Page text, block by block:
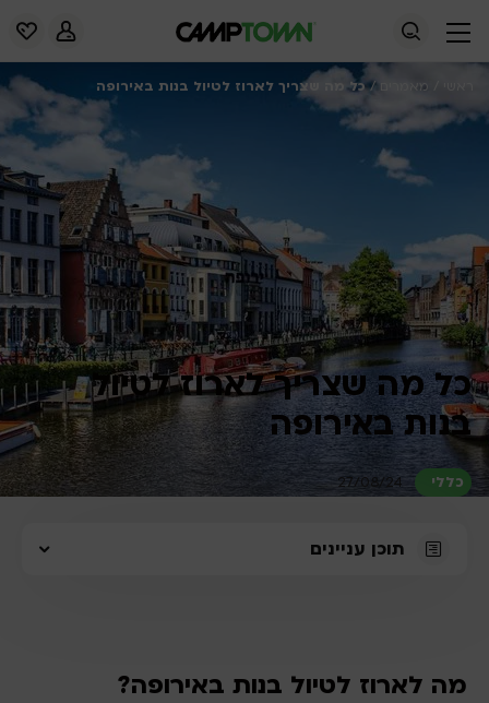
מאמרים /כל מה שצריך לארוז לטיול בנות באירופה
כל מה שצריך לארוז לטיול
בנות באירופה
כללי 27/08/24
תוכן עניינים
מה לארוז לטיול בנות באירופה?